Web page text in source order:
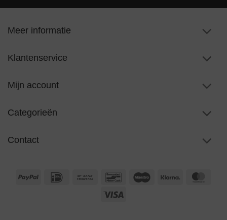
Meer informatie
Klantenservice
Mijn account
Categorieën
Contact
PayPal IDeal
Bank
BancontactMaestro Klarna